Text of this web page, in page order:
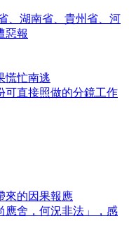
、湖南省、貴州省、河
惡報
慌忙南逃
可直接照做的分鏡工作
來的因果報應
應舍，何況非法」，感